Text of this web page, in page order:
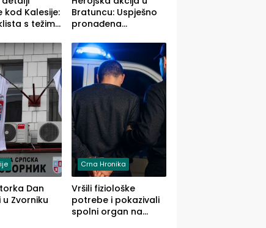
kod Kalesije:
s težim,
Bratuncu: Uspješno
pronađena
a Ivanka Lazić,
rodom iz Kravice.
Dan
Zvorniku
Crna Hronika
Vršili fiziološke
potrebe i pokazivali
spolni organ na